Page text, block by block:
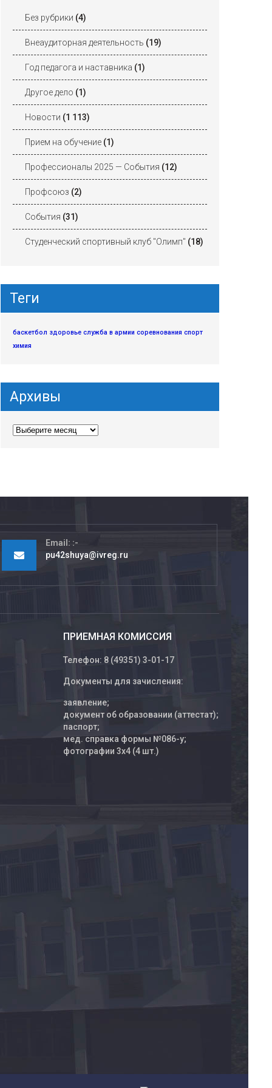
Без рубрики (4)
Внеаудиторная деятельность (19)
Год педагога и наставника (1)
Другое дело (1)
Новости (1 113)
Прием на обучение (1)
Профессионалы 2025 — События (12)
Профсоюз (2)
События (31)
Студенческий спортивный клуб "Олимп" (18)
Теги
баскетбол здоровье служба в армии соревнования спорт
химия
Архивы
Email:
pu42shuya@ivreg.ru
ПРИЕМНАЯ КОМИССИЯ
Телефон: 8 (49351) 3-01-17
Документы для зачисления:
заявление;
документ об образовании (аттестат);
паспорт;
мед. справка формы №086-у;
фотографии 3х4 (4 шт.)